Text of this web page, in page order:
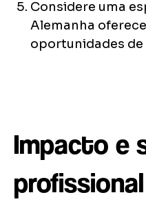
Considere uma
Alemanha
oportunidades de
Impacto e
profissional